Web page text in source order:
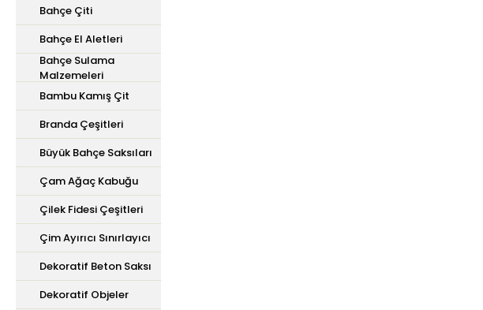
Bahçe Çiti
Bahçe El Aletleri
Bahçe Sulama
Malzemeleri
Bambu Kamış Çit
Branda Çeşitleri
Büyük Bahçe Saksıları
Çam Ağaç Kabuğu
Çilek Fidesi Çeşitleri
Çim Ayırıcı Sınırlayıcı
Dekoratif Beton Saksı
Dekoratif Objeler